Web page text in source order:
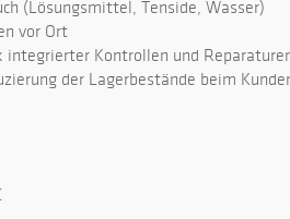
(Lösungsmittel, Tenside, Wasser)
vor Ort
integrierter Kontrollen und
der Lagerbestände beim